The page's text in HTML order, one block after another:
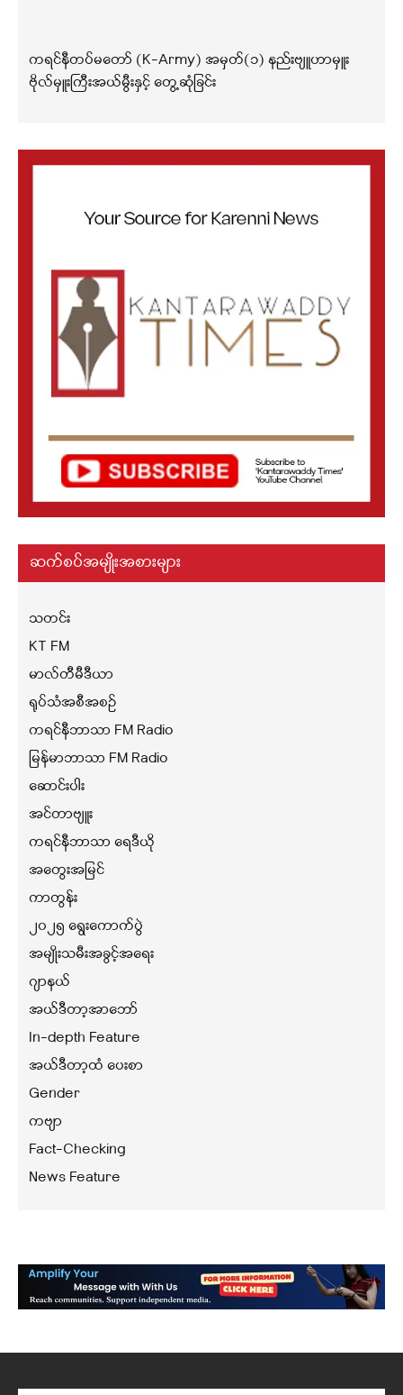
ကရင်နီတပ်မတော် (K-Army) အမှတ်(၁) နည်းဗျူဟာမှူး
ဗိုလ်မှူးကြီးအယ်မွီးနှင့် တွေ့ဆုံခြင်း
ဆက်စပ်အမျိုးအစားများ
သတင်း
KT FM
မာလ်တီမီဒီယာ
ရုပ်သံအစီအစဉ်
ကရင်နီဘာသာ FM Radio
မြန်မာဘာသာ FM Radio
ဆောင်းပါး
အင်တာဗျူး
ကရင်နီဘာသာ ရေဒီယို
အတွေးအမြင်
ကာတွန်း
၂၀၂၅ ရွေးကောက်ပွဲ
အမျိုးသမီးအခွင့်အရေး
ဂျာနယ်
အယ်ဒီတာ့အာဘော်
In-depth Feature
အယ်ဒီတာ့ထံ ပေးစာ
Gender
ကဗျာ
Fact-Checking
News Feature